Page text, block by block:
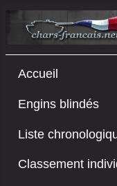
Accueil
Engins blindés
Liste
Classement